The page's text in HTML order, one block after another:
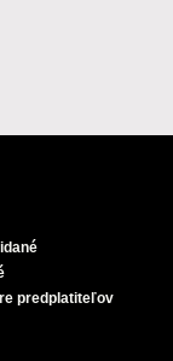
predplatiteľov